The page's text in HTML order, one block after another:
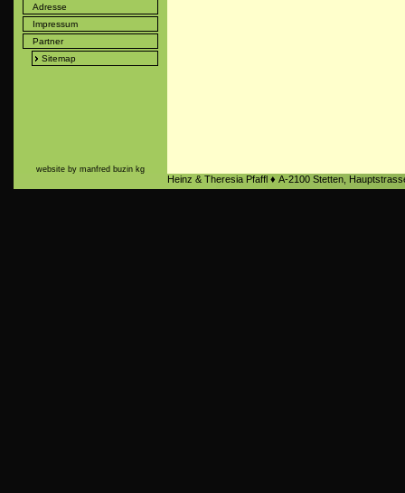
Adresse
Impressum
Partner
Sitemap
website by manfred buzin kg
Heinz & Theresia Pfaffl ♦ A-2100 Stetten,